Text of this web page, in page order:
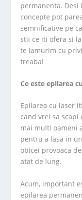
permanenta. Desi
concepte pot
semnificative pe
stii ce iti ofera si
te lamurim cu
treaba!
Ce este epilarea
Epilarea cu laser
cand vrei sa
mai multi oameni
pentru a lasa in
obicei provoaca
atat de lung.
Acum, important
epilarea